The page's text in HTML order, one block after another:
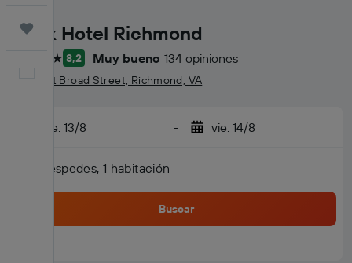
Trips
Español
Quirk Hotel Richmond
4 estrellas8,2 Muy bueno 134 opiniones
201 West Broad Street, Richmond, VA
jue. 13/8 - vie. 14/8
2 huéspedes, 1 habitación
Buscar